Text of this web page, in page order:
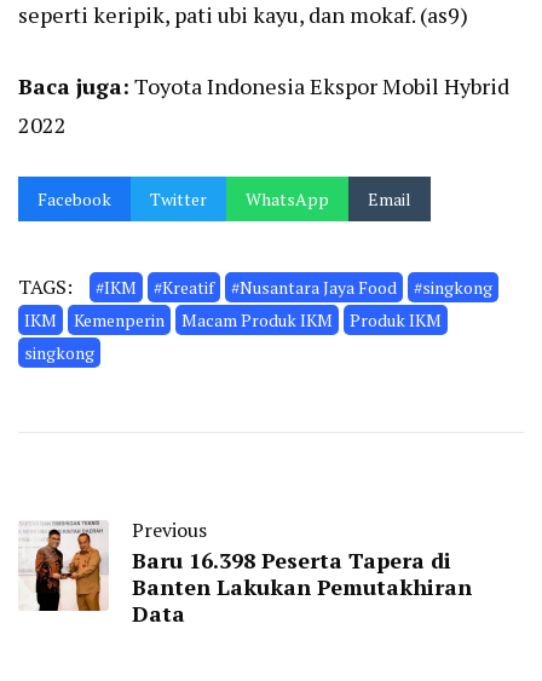
seperti keripik, pati ubi kayu, dan mokaf. (as9)
Baca juga: Toyota Indonesia Ekspor Mobil Hybrid
2022
Facebook Twitter WhatsApp Email
TAGS: #IKM #Kreatif #Nusantara Jaya Food
#singkong
IKM
Kemenperin Macam Produk IKM
Produk IKM
singkong
Previous
Baru 16.398 Peserta Tapera di
Banten Lakukan Pemutakhiran
Data